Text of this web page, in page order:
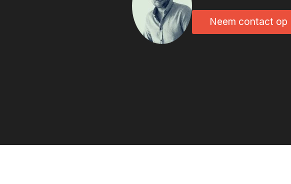
Neem contact op